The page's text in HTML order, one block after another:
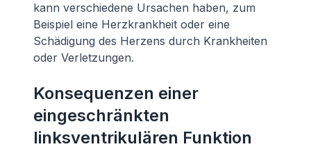
kann verschiedene Ursachen haben, zum
Beispiel eine Herzkrankheit oder eine
Schädigung des Herzens durch Krankheiten
oder Verletzungen.
Konsequenzen einer
eingeschränkten
linksventrikulären Funktion